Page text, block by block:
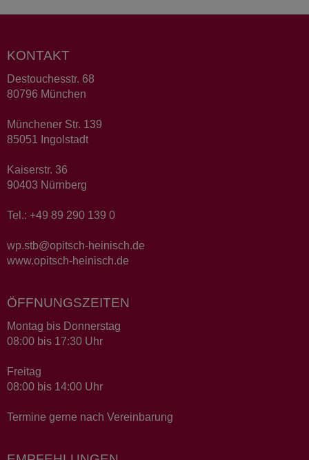
KONTAKT
Destouchesstr. 68
80796 München
Münchener Str. 139
85051 Ingolstadt
Kaiserstr. 36
90403 Nürnberg
Tel.: +49 89 290 139 0
wp.stb@opitsch-heinisch.de
www.opitsch-heinisch.de
ÖFFNUNGSZEITEN
Montag bis Donnerstag
08:00 bis 17:30 Uhr
Freitag
08:00 bis 14:00 Uhr
Termine gerne nach Vereinbarung